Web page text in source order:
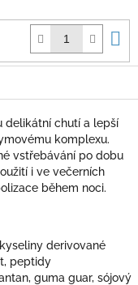
delikátní chutí a lepší
komplexu.
vstřebávání po dobu
i ve večerních
během noci.
derivované
peptidy
guma guar, sójový